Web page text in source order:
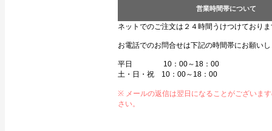
営業時間帯について
ネットでのご注文は２４時間うけつけており
お電話でのお問合せは下記の時間帯にお願い
平日 10：00～18：00
土・日・祝 10：00～18：00
※ メールの返信は翌日になることがございま
さい。